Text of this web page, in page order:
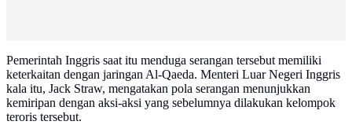
Pemerintah Inggris saat itu menduga serangan tersebut memiliki
keterkaitan dengan jaringan Al-Qaeda. Menteri Luar Negeri Inggris
kala itu, Jack Straw, mengatakan pola serangan menunjukkan
kemiripan dengan aksi-aksi yang sebelumnya dilakukan kelompok
teroris tersebut.